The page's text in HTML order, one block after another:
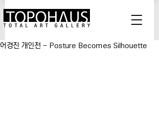
어경진 개인전 - Posture Becomes Silhouette